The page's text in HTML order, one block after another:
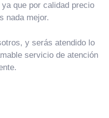
que por calidad precio
nada mejor.
y serás atendido lo
servicio de atención